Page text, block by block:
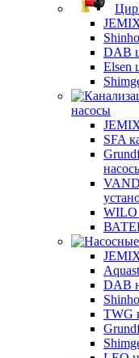
DAB
Elsen
насосы
SFA
WILO
DAB
TWG